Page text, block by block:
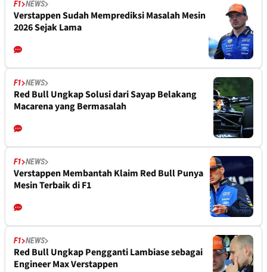
F1 NEWS
Verstappen Sudah Memprediksi Masalah Mesin
2026 Sejak Lama
F1 NEWS
Red Bull Ungkap Solusi dari Sayap Belakang
Macarena yang Bermasalah
F1 NEWS
Verstappen Membantah Klaim Red Bull Punya
Mesin Terbaik di F1
F1 NEWS
Red Bull Ungkap Pengganti Lambiase sebagai
Engineer Max Verstappen